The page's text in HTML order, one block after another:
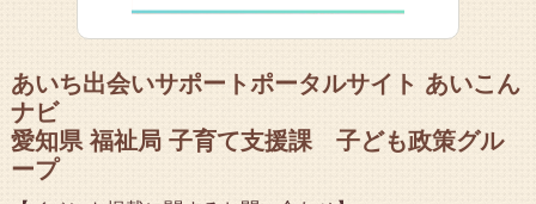
あいち出会いサポートポータルサイト あいこん
ナビ
愛知県 福祉局 子育て支援課 子ども政策グル
ープ